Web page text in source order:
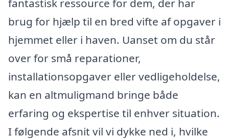
fantastisk ressource for dem, der har
brug for hjælp til en bred vifte af opgaver i
hjemmet eller i haven. Uanset om du står
over for små reparationer,
installationsopgaver eller vedligeholdelse,
kan en altmuligmand bringe både
erfaring og ekspertise til enhver situation.
I følgende afsnit vil vi dykke ned i, hvilke